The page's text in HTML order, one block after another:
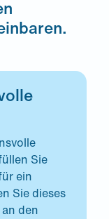
Sie
ein
Sie dieses
den